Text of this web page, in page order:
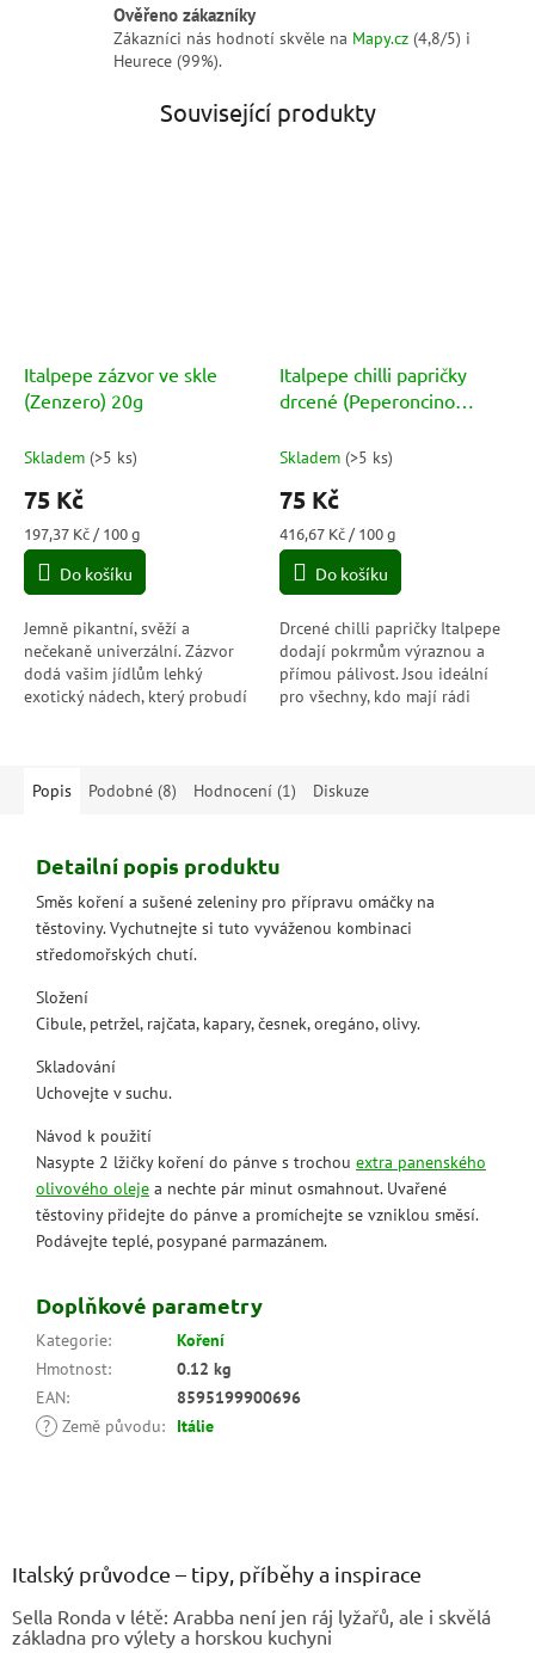
Ověřeno zákazníky
Zákazníci nás hodnotí skvěle na Mapy.cz (4,8/5) i
Heurece (99%).
Související produkty
Italpepe zázvor ve skle
(Zenzero) 20g
Skladem (>5 ks)
75 Kč
Měrná
cena:
197,37 Kč / 100 g
Do košíku
Jemně pikantní, svěží a
nečekaně univerzální. Zázvor
dodá vašim jídlům lehký
exotický nádech, který probudí
Italpepe chilli papričky
drcené (Peperoncino
Skladem (>5 ks)
75 Kč
Měrná
cena:
416,67 Kč / 100 g
Do košíku
Drcené chilli papričky Italpepe
dodají pokrmům výraznou a
přímou pálivost. Jsou ideální
pro všechny, kdo mají rádi
Popis
Podobné (8) Hodnocení (1) Diskuze
Detailní popis produktu
Směs koření a sušené zeleniny pro přípravu omáčky na
těstoviny. Vychutnejte si tuto vyváženou kombinaci
středomořských chutí.
Složení
Cibule, petržel, rajčata, kapary, česnek, oregáno, olivy.
Skladování
Uchovejte v suchu.
Návod k použití
Nasypte 2 lžičky koření do pánve s trochou extra panenského
olivového oleje a nechte pár minut osmahnout. Uvařené
těstoviny přidejte do pánve a promíchejte se vzniklou směsí.
Podávejte teplé, posypané parmazánem.
Doplňkové parametry
Kategorie:
Koření
Hmotnost:
0.12 kg
EAN:
8595199900696
? Země původu: Itálie
Italský průvodce – tipy, příběhy a inspirace
Sella Ronda v létě: Arabba není jen ráj lyžařů, ale i skvělá
základna pro výlety a horskou kuchyni